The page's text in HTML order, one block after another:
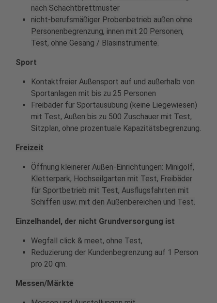
nach Schachtbrettmuster
nicht-berufsmäßiger Probenbetrieb außen ohne
Personenbegrenzung, innen mit 20 Personen,
Test, ohne Gesang / Blasinstrumente.
Sport
Kontaktfreier Außensport auf und außerhalb von
Sportanlagen mit bis zu 25 Personen
Freibäder für Sportausübung (keine Liegewiesen)
mit Test, Außen bis zu 500 Zuschauer mit Test,
Sitzplan, ohne prozentuale Kapazitätsbegrenzung.
Freizeit
Öffnung kleinerer Außen-Einrichtungen: Minigolf,
Kletterpark, Hochseilgarten mit Test, Freibäder
für Sportbetrieb mit Test, Ausflugsfahrten mit
Schiffen usw. mit den Außenbereichen und Test.
Einzelhandel, der nicht Grundversorgung ist
Wegfall click & meet, ohne Test,
Reduzierung der Kundenbegrenzung auf 1 Person
pro 20 qm.
Messen/Märkte